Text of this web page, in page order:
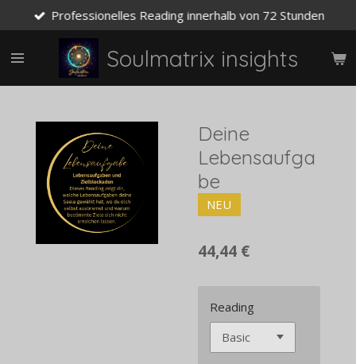
Hauptinhalt
springen
Soulmatrix insights
Professionelles Reading innerhalb von 72 Stunden
Deine
Lebensaufga
be
NEU
44,44 €
Reading